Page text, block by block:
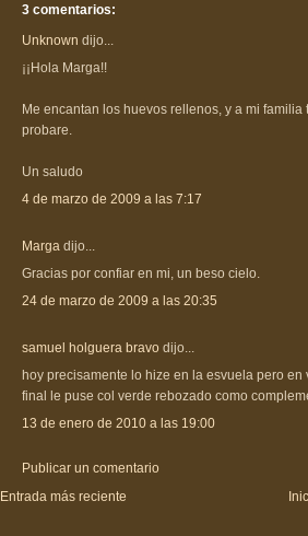
3 comentarios:
Unknown dijo...
¡¡Hola Marga!!
Me encantan los huevos rellenos, y a mi
probare.
Un saludo
4 de marzo de 2009 a las 7:17
Marga dijo...
Gracias por confiar en mi, un beso cielo.
24 de marzo de 2009 a las 20:35
samuel holguera bravo dijo...
hoy precisamente lo hize en la esvuela pero
final le puse col verde rebozado como
13 de enero de 2010 a las 19:00
Publicar un comentario
Entrada más reciente